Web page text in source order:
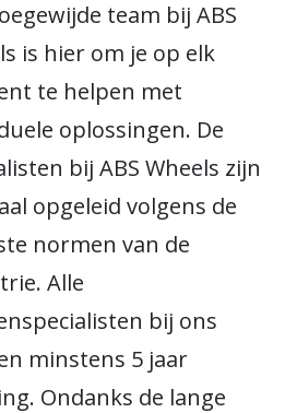
team bij ABS
is hier om je op elk
te helpen met
oplossingen. De
bij ABS Wheels zijn
opgeleid volgens de
normen van de
Alle
bij ons
minstens 5 jaar
Ondanks de lange